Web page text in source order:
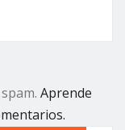
Aprende